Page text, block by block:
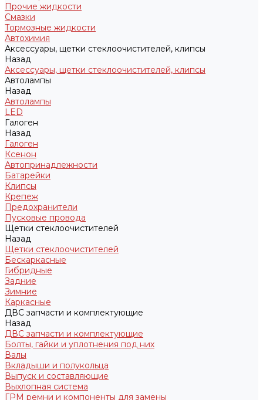
Прочие жидкости
Смазки
Тормозные жидкости
Автохимия
Аксессуары, щетки стеклоочистителей, клипсы
Назад
Аксессуары, щетки стеклоочистителей, клипсы
Автолампы
Назад
Автолампы
LED
Галоген
Назад
Галоген
Ксенон
Автопринадлежности
Батарейки
Клипсы
Крепеж
Предохранители
Пусковые провода
Щетки стеклоочистителей
Назад
Щетки стеклоочистителей
Бескаркасные
Гибридные
Задние
Зимние
Каркасные
ДВС запчасти и комплектующие
Назад
ДВС запчасти и комплектующие
Болты, гайки и уплотнения под них
Валы
Вкладыши и полукольца
Выпуск и составляющие
Выхлопная система
ГРМ ремни и компоненты для замены